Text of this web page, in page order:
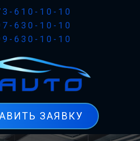
610-10-10
630-10-10
630-10-10
ЗАЯВКУ